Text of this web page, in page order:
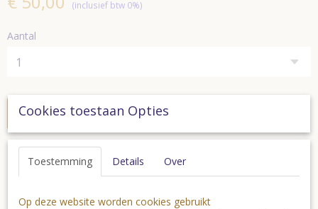
(inclusief btw 0%)
Aantal
In winkelwagen
Deze podiumkaart is de opvolger van de Nationale
Theater- en Concertbon en heeft dezelfde
Cookies toestaan Opties
Toestemming Details Over
Op deze website worden cookies gebruikt